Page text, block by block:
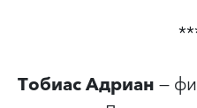
Тобиас Адриан—